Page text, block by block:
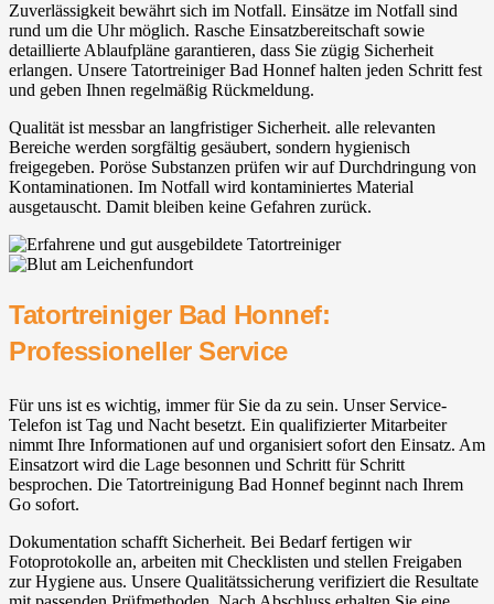
Zuverlässigkeit bewährt sich im Notfall. Einsätze im Notfall sind
rund um die Uhr möglich. Rasche Einsatzbereitschaft sowie
detaillierte Ablaufpläne garantieren, dass Sie zügig Sicherheit
erlangen. Unsere Tatortreiniger Bad Honnef halten jeden Schritt fest
und geben Ihnen regelmäßig Rückmeldung.
Qualität ist messbar an langfristiger Sicherheit. alle relevanten
Bereiche werden sorgfältig gesäubert, sondern hygienisch
freigegeben. Poröse Substanzen prüfen wir auf Durchdringung von
Kontaminationen. Im Notfall wird kontaminiertes Material
ausgetauscht. Damit bleiben keine Gefahren zurück.
Tatortreiniger Bad Honnef:
Professioneller Service
Für uns ist es wichtig, immer für Sie da zu sein. Unser Service-
Telefon ist Tag und Nacht besetzt. Ein qualifizierter Mitarbeiter
nimmt Ihre Informationen auf und organisiert sofort den Einsatz. Am
Einsatzort wird die Lage besonnen und Schritt für Schritt
besprochen. Die Tatortreinigung Bad Honnef beginnt nach Ihrem
Go sofort.
Dokumentation schafft Sicherheit. Bei Bedarf fertigen wir
Fotoprotokolle an, arbeiten mit Checklisten und stellen Freigaben
zur Hygiene aus. Unsere Qualitätssicherung verifiziert die Resultate